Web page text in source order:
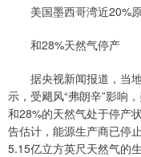
美国墨西哥湾近20%
和28%天然气停产
据央视新闻报道，当地
示，受飓风“弗朗辛”影响
和28%的天然气处于停产
告估计，能源生产商已停
5.15亿立方英尺天然气的生